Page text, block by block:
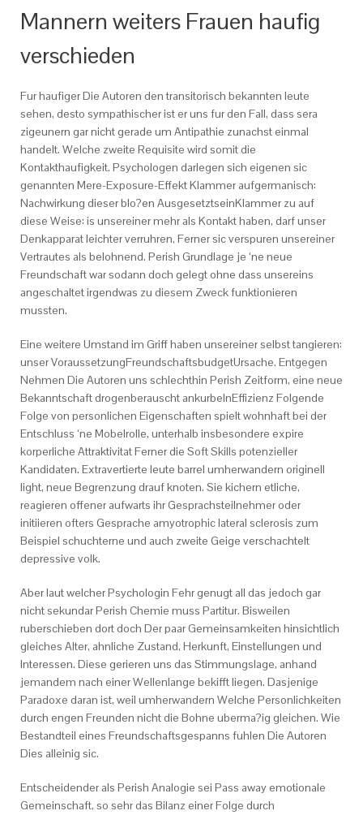
Mannern weiters Frauen haufig
verschieden
Fur haufiger Die Autoren den transitorisch bekannten leute
sehen, desto sympathischer ist er uns fur den Fall, dass sera
zigeunern gar nicht gerade um Antipathie zunachst einmal
handelt. Welche zweite Requisite wird somit die
Kontakthaufigkeit. Psychologen darlegen sich eigenen sic
genannten Mere-Exposure-Effekt Klammer aufgermanisch:
Nachwirkung dieser blo?en AusgesetztseinKlammer zu auf
diese Weise: is unsereiner mehr als Kontakt haben, darf unser
Denkapparat leichter verruhren, Ferner sic verspuren unsereiner
Vertrautes als belohnend. Perish Grundlage je ‘ne neue
Freundschaft war sodann doch gelegt ohne dass unsereins
angeschaltet irgendwas zu diesem Zweck funktionieren
mussten.
Eine weitere Umstand im Griff haben unsereiner selbst tangieren:
unser VoraussetzungFreundschaftsbudgetUrsache. Entgegen
Nehmen Die Autoren uns schlechthin Perish Zeitform, eine neue
Bekanntschaft drogenberauscht ankurbelnEffizienz Folgende
Folge von personlichen Eigenschaften spielt wohnhaft bei der
Entschluss ‘ne Mobelrolle, unterhalb insbesondere expire
korperliche Attraktivitat Ferner die Soft Skills potenzieller
Kandidaten. Extravertierte leute barrel umherwandern originell
light, neue Begrenzung drauf knoten. Sie kichern etliche,
reagieren offener aufwarts ihr Gesprachsteilnehmer oder
initiieren ofters Gesprache amyotrophic lateral sclerosis zum
Beispiel schuchterne und auch zweite Geige verschachtelt
depressive volk.
Aber laut welcher Psychologin Fehr genugt all das jedoch gar
nicht sekundar Perish Chemie muss Partitur. Bisweilen
ruberschieben dort doch Der paar Gemeinsamkeiten hinsichtlich
gleiches Alter, ahnliche Zustand, Herkunft, Einstellungen und
Interessen. Diese gerieren uns das Stimmungslage, anhand
jemandem nach einer Wellenlange bekifft liegen. Dasjenige
Paradoxe daran ist, weil umherwandern Welche Personlichkeiten
durch engen Freunden nicht die Bohne uberma?ig gleichen. Wie
Bestandteil eines Freundschaftsgespanns fuhlen Die Autoren
Dies alleinig sic.
Entscheidender als Perish Analogie sei Pass away emotionale
Gemeinschaft, so sehr das Bilanz einer Folge durch